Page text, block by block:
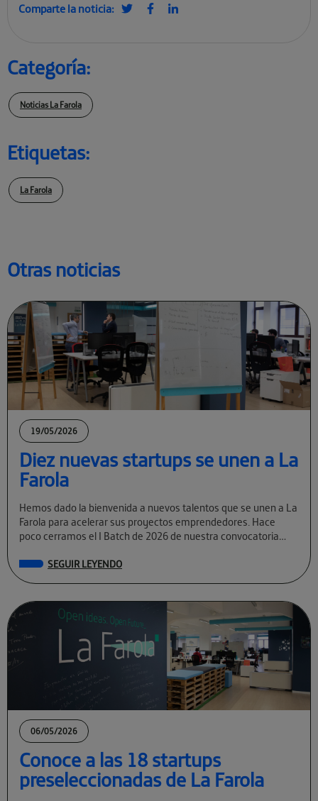
Otras noticias
19/05/2026
Diez nuevas startups se unen a La
Farola
Hemos dado la bienvenida a nuevos talentos que se unen a La
Farola para acelerar sus proyectos emprendedores. Hace
poco cerramos el I Batch de 2026 de nuestra convocatoria
SEGUIR LEYENDO
06/05/2026
Conoce a las 18 startups
preseleccionadas de La Farola
Comparte la noticia:
Categoría:
Noticias La Farola
Etiquetas:
La Farola